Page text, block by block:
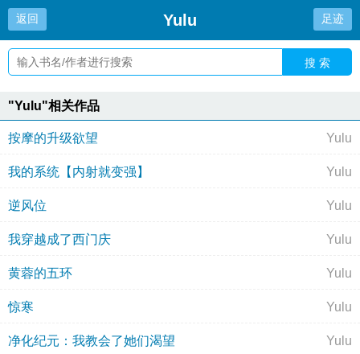
返回 Yulu 足迹
搜 索
"Yulu"相关作品
按摩的升级欲望 Yulu
我的系统【内射就变强】 Yulu
逆风位 Yulu
我穿越成了西门庆 Yulu
黄蓉的五环 Yulu
惊寒 Yulu
净化纪元：我教会了她们渴望 Yulu